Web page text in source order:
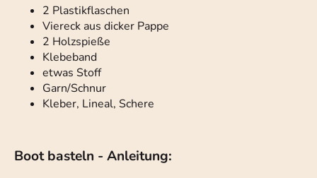
2 Plastikflaschen
Viereck aus dicker Pappe
2 Holzspieße
Klebeband
etwas Stoff
Garn/Schnur
Kleber, Lineal, Schere
Boot basteln - Anleitung: